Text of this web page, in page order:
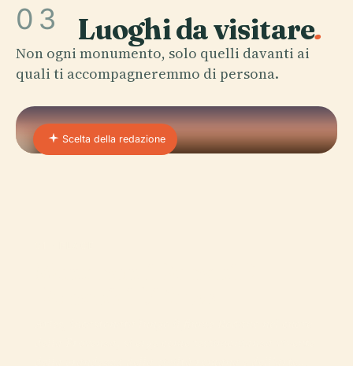
03 Luoghi da visitare.
Non ogni monumento, solo quelli davanti ai
quali ti accompagneremmo di persona.
Scelta della redazione